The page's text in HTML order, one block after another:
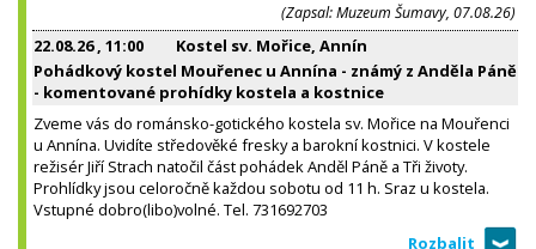
(Zapsal: Muzeum Šumavy, 07.08.26)
22.08.26, 11:00
Kostel sv. Mořice, Annín
Pohádkový kostel Mouřenec u Annína - známý z Anděla Páně
- komentované prohídky kostela a kostnice
Zveme vás do románsko-gotického kostela sv. Mořice na Mouřenci
u Annína. Uvidíte středověké fresky a barokní kostnici. V kostele
režisér Jiří Strach natočil část pohádek Anděl Páně a Tři životy.
Prohlídky jsou celoročně každou sobotu od 11 h. Sraz u kostela.
Vstupné dobro(libo)volné. Tel. 731692703